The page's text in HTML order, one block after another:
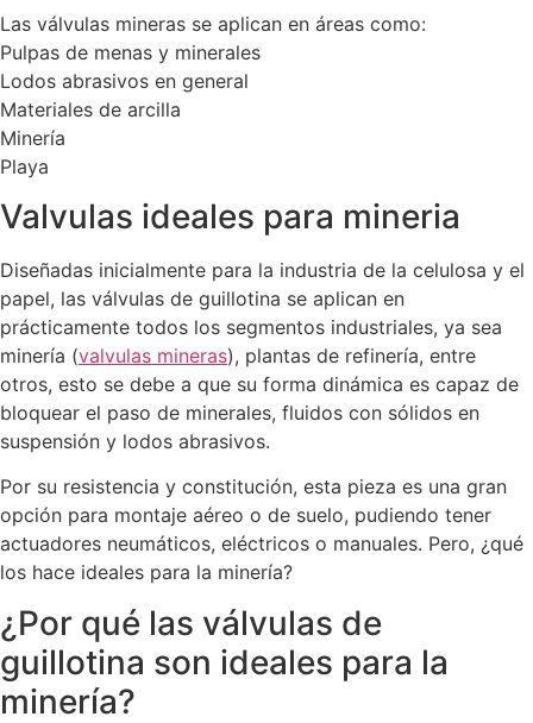
Las válvulas mineras se aplican en áreas como:
Pulpas de menas y minerales
Lodos abrasivos en general
Materiales de arcilla
Minería
Playa
Valvulas ideales para mineria
Diseñadas inicialmente para la industria de la celulosa y el
papel, las válvulas de guillotina se aplican en
prácticamente todos los segmentos industriales, ya sea
minería (valvulas mineras), plantas de refinería, entre
otros, esto se debe a que su forma dinámica es capaz de
bloquear el paso de minerales, fluidos con sólidos en
suspensión y lodos abrasivos.
Por su resistencia y constitución, esta pieza es una gran
opción para montaje aéreo o de suelo, pudiendo tener
actuadores neumáticos, eléctricos o manuales. Pero, ¿qué
los hace ideales para la minería?
¿Por qué las válvulas de
guillotina son ideales para la
minería?